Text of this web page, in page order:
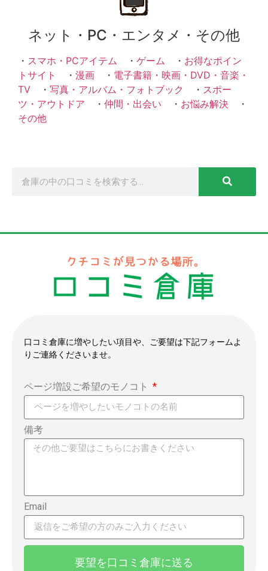
ネット・PC・エンタメ・その他
・ スマホ・PCアイテム ・ ゲーム ・ お得なポイン
トサイト
・ 漫画 ・ 電子書籍・映画・DVD・音楽・
TV ・ 写真・アルバム・フォトブック ・ スポー
ツ・アウトドア ・ 仲間・出会い ・ お悩み解決 ・
その他
口コミ倉庫に増やしたい項目や、ご要望は下記フォームよ
りご連絡くださいませ。
ページ増設ご希望のモノコト
備考
Email
要望を口コミ倉庫に送る